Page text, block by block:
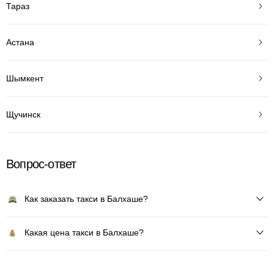
Тараз
Астана
Шымкент
Щучинск
Вопрос-ответ
Как заказать такси в Балхаше?
Какая цена такси в Балхаше?